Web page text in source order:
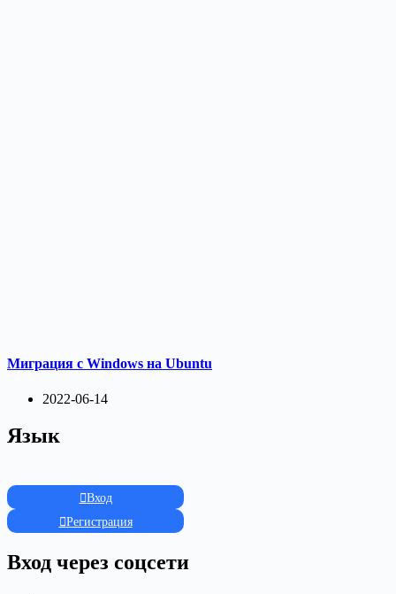
Миграция с Windows на Ubuntu
2022-06-14
Язык
Вход
Регистрация
Вход через соцсети